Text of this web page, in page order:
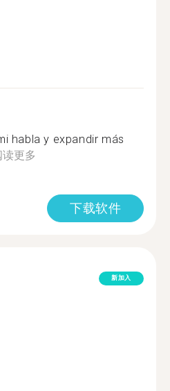
habla y expandir más
读更多
下载软件
新加入